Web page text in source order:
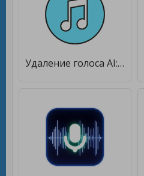
Удаление голоса AI: разделение музыки [Полная версия]